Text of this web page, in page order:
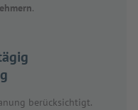
.
berücksichtigt.